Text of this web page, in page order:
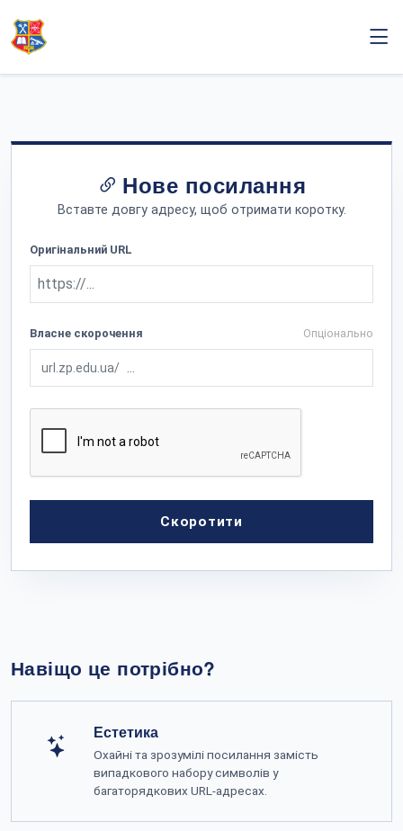
Нове посилання
Вставте довгу адресу, щоб отримати коротку.
Оригінальний URL
Власне скорочення Опціонально
url.zp.edu.ua/
Скоротити
Навіщо це потрібно?
Естетика
Охайні та зрозумілі посилання замість
випадкового набору символів у
багаторядкових URL-адресах.